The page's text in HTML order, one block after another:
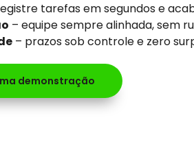
tarefas em segundos e
– equipe sempre alinhada, sem
– prazos sob controle e zero
demonstração